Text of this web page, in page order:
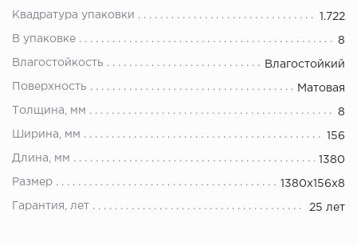
Квадратура упаковки 1.722
В упаковке 8
Влагостойкость Влагостойкий
Поверхность Матовая
Толщина, мм 8
Ширина, мм 156
Длина, мм 1380
Размер 1380х156х8
Гарантия, лет 25 лет